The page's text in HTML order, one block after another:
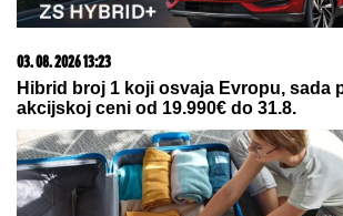
07. 08. 2026 09:43
Održana sednica Štaba za vanredne
požara u Deliblatskoj peščari bila